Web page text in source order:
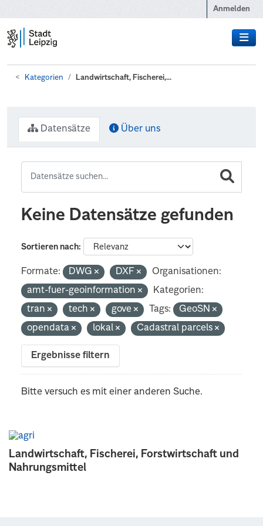
Anmelden
Kategorien Landwirtschaft, Fischerei,...
Landwirtschaft, Fischerei, Forstwirtschaft und
Nahrungsmittel
Datensätze Über uns
Keine Datensätze gefunden
Sortieren nach
Formate: DWG DXF
Organisationen:
amt-fuer-geoinformation
Kategorien:
tran
tech gove Tags:
GeoSN
opendata
lokal Cadastral parcels
Ergebnisse filtern
Bitte versuch es mit einer anderen Suche.